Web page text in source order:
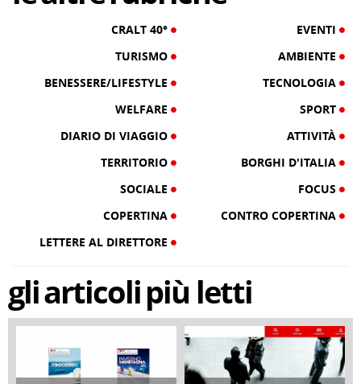
CRALT 40°
EVENTI
TURISMO
AMBIENTE
BENESSERE/LIFESTYLE
TECNOLOGIA
WELFARE
SPORT
DIARIO DI VIAGGIO
ATTIVITÀ
TERRITORIO
BORGHI D'ITALIA
SOCIALE
FOCUS
COPERTINA
CONTRO COPERTINA
LETTERE AL DIRETTORE
gliarticolipiù letti